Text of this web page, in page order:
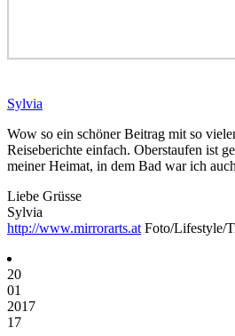
Sylvia
Wow so ein schöner Beitrag mit so
Reiseberichte einfach. Oberstaufen ist
meiner Heimat, in dem Bad war ich
Liebe Grüsse
Sylvia
http://www.mirrorarts.at Foto/Lifestyle/
20
01
2017
17